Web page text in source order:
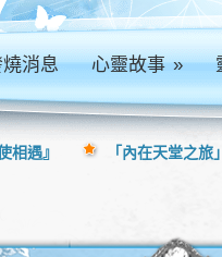
燒消息 心靈故事»
相遇』 「內在天堂之